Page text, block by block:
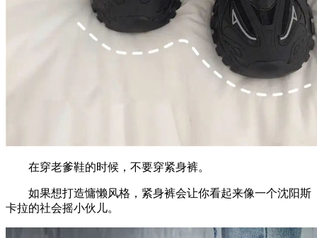
在穿老爹鞋的时候，不要穿紧身裤。
如果想打造慵懒风格，紧身裤会让你看起来像一个沈阳斯
卡拉的社会摇小伙儿。